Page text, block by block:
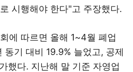
시행해야 한다"고 주장했다.
에 따르면 올해 1~4월 폐업
동기 대비 19.9% 늘었고, 공제
했다. 지난해 말 기준 자영업